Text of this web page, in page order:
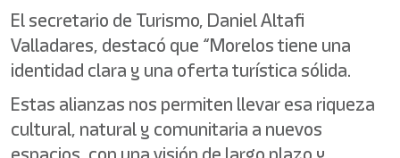
El secretario de Turismo, Daniel Altafi
Valladares, destacó que “Morelos tiene una
identidad clara y una oferta turística sólida.
Estas alianzas nos permiten llevar esa riqueza
cultural, natural y comunitaria a nuevos